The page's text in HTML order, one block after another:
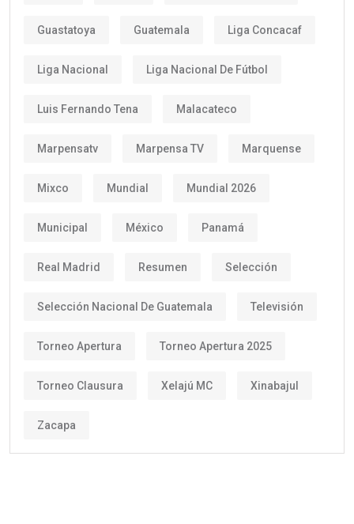
Guastatoya Guatemala Liga Concacaf
Liga Nacional Liga Nacional De Fútbol
Luis Fernando Tena Malacateco
Marpensatv Marpensa TV Marquense
Mixco Mundial Mundial 2026
Municipal México Panamá
Real Madrid Resumen Selección
Selección Nacional De Guatemala Televisión
Torneo Apertura Torneo Apertura 2025
Torneo Clausura Xelajú MC Xinabajul
Zacapa